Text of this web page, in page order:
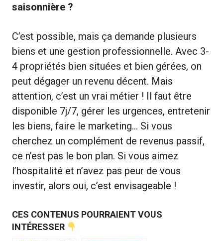
saisonnière ?
C’est possible, mais ça demande plusieurs
biens et une gestion professionnelle. Avec 3-
4 propriétés bien situées et bien gérées, on
peut dégager un revenu décent. Mais
attention, c’est un vrai métier ! Il faut être
disponible 7j/7, gérer les urgences, entretenir
les biens, faire le marketing… Si vous
cherchez un complément de revenus passif,
ce n’est pas le bon plan. Si vous aimez
l’hospitalité et n’avez pas peur de vous
investir, alors oui, c’est envisageable !
CES CONTENUS POURRAIENT VOUS
INTÉRESSER